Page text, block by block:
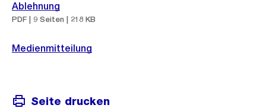
Ablehnung
PDF | 9 Seiten | 218 KB
Medienmitteilung
Seite drucken